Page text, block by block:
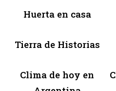
Huerta en casa
Tierra de Historias
Clima de hoy en